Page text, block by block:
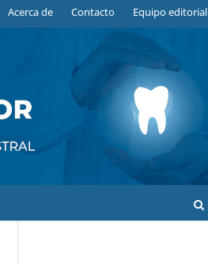
Acerca de Contacto Equipo editorial